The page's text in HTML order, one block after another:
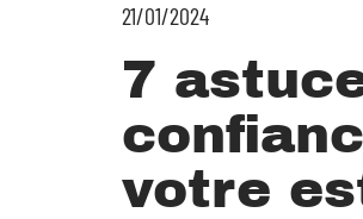
21/01/2024
7
votre